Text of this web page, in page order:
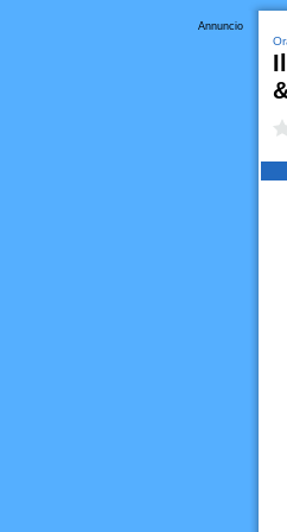
Annuncio